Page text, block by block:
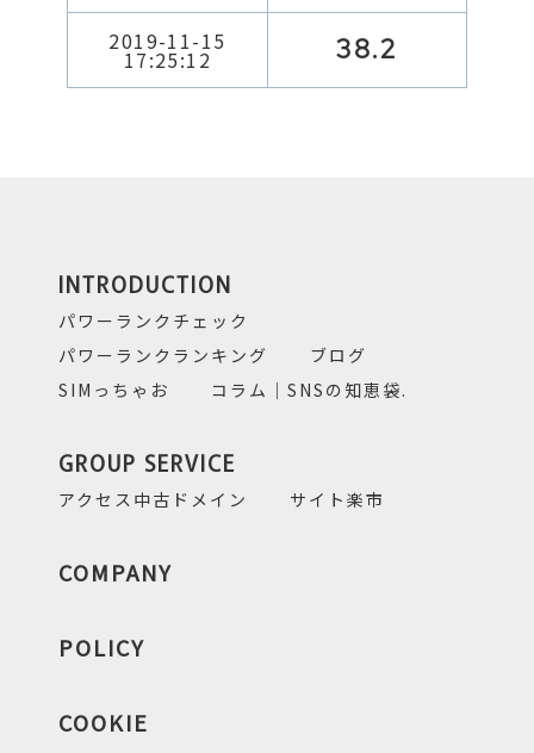
2019-11-15
17:25:12 38.2
INTRODUCTION
パワーランクチェック
パワーランクランキング
ブログ
SIMっちゃお
コラム｜SNSの知恵袋.
GROUP SERVICE
アクセス中古ドメイン サイト楽市
COMPANY
POLICY
COOKIE